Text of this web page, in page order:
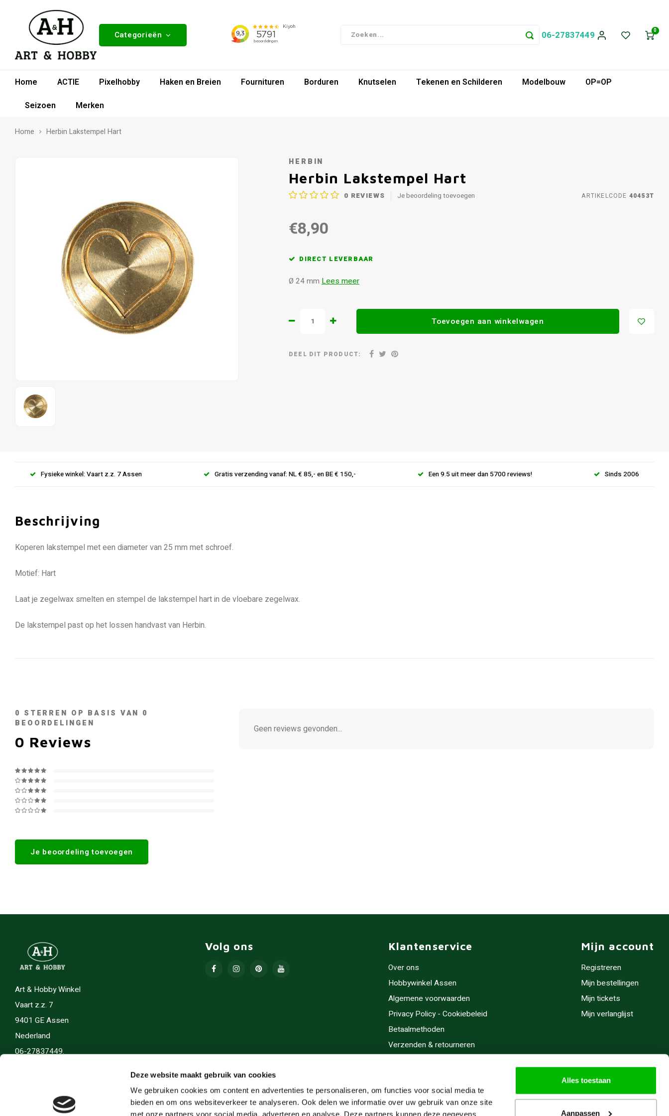
Deze website maakt gebruik van cookies
We gebruiken cookies om content en advertenties te personaliseren, om functies voor social media te
bieden en om ons websiteverkeer te analyseren. Ook delen we informatie over uw gebruik van onze site
met onze partners voor social media, adverteren en analyse. Deze partners kunnen deze gegevens
Alles toestaan
Aanpassen
Categorieën 06-27837449 0
Home ACTIE Pixelhobby Haken en Breien Fournituren Borduren Knutselen Tekenen en Schilderen Modelbouw
OP=OP
Seizoen
Merken
Home Herbin Lakstempel Hart
HERBIN
Herbin Lakstempel Hart
0 REVIEWS Je beoordeling toevoegen ARTIKELCODE 40453T
€8,90
DIRECT LEVERBAAR
Ø 24 mm Lees meer
Toevoegen aan winkelwagen
DEEL DIT PRODUCT:
Fysieke winkel: Vaart z.z. 7 Assen Gratis verzending vanaf: NL € 85,- en BE € 150,- Een 9.5 uit meer dan 5700 reviews! Sinds 2006
Beschrijving
Koperen lakstempel met een diameter van 25 mm met schroef.
Motief: Hart
Laat je zegelwax smelten en stempel de lakstempel hart in de vloebare zegelwax.
De lakstempel past op het lossen handvast van Herbin.
0 STERREN OP BASIS VAN 0
BEOORDELINGEN
0 Reviews
Je beoordeling toevoegen
Geen reviews gevonden...
Art & Hobby Winkel
Vaart z.z. 7
9401 GE Assen
Nederland
06-27837449.
Volg ons Klantenservice
Over ons
Hobbywinkel Assen
Algemene voorwaarden
Privacy Policy - Cookiebeleid
Betaalmethoden
Verzenden & retourneren
Cadeaubonnen
Inlijsten
Mijn account
Registreren
Mijn bestellingen
Mijn tickets
Mijn verlanglijst